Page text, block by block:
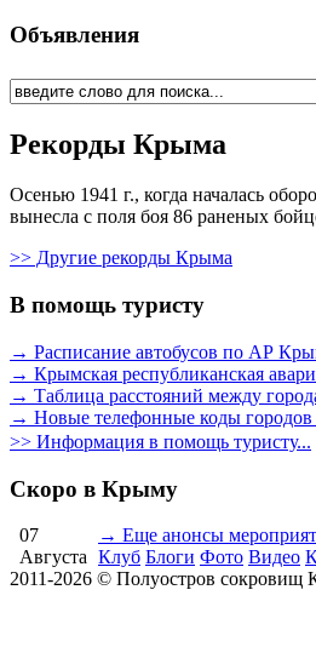
Объявления
Рекорды Крыма
Осенью 1941 г., когда началась
вынесла с поля боя 86 раненых
>> Другие рекорды Крыма
В помощь туристу
→ Расписание автобусов по АР
→ Крымская республиканская
→ Таблица расстояний между
→ Новые телефонные коды
>> Информация в помощь туристу...
Скоро в Крыму
07
Августа
→ Еще анонсы
Клуб Блоги Фото Видео
2011-2026 © Полуостров сокровищ